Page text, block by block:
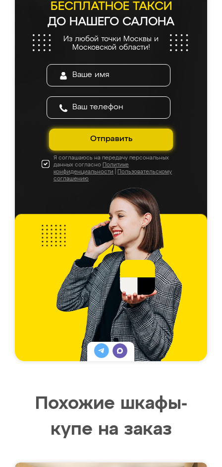
БЕСПЛАТНОЕ ТАКСИ
ДО НАШЕГО САЛОНА
Из любой точки Москвы и
Московской области!
Отправить
Я соглашаюсь на передачу персональных
данных согласно Политике
конфиденциальности
Пользовательскому
соглашению
Похожие шкафы-
купе на заказ